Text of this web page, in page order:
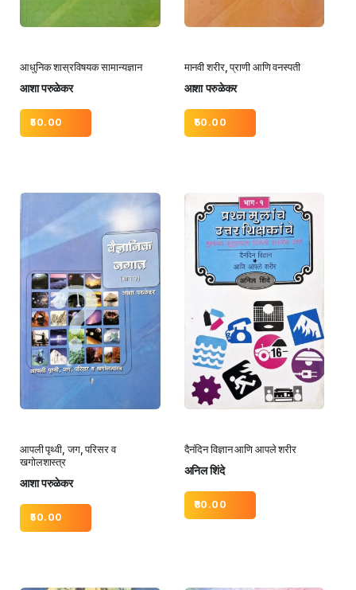
आधुनिक शास्रविषयक सामान्यज्ञान
आशा परुळेकर
50.00
मानवी शरीर, प्राणी आणि वनस्पती
आशा परुळेकर
50.00
आपली पृथ्वी, जग, परिसर व
खगोलशास्त्र
आशा परुळेकर
50.00
दैनंदिन विज्ञान आणि आपले शरीर
अनिल शिंदे
30.00